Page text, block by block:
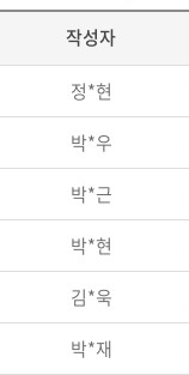
작성자
정*현
박*우
박*근
박*현
김*욱
박*재